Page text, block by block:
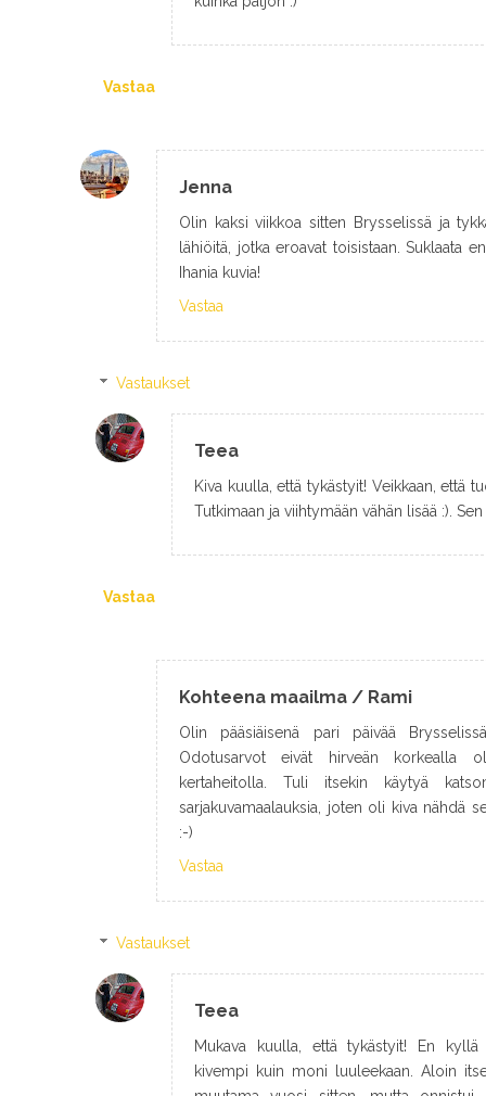
Vastaa
Jenna
Olin kaksi viikkoa sitten Brysselissä ja
lähiöitä, jotka eroavat toisistaan. Suklaata
Ihania kuvia!
Vastaa
Vastaukset
Teea
Kiva kuulla, että tykästyit! Veikkaan, että
Tutkimaan ja viihtymään vähän lisää :).
Vastaa
Kohteena maailma / Rami
Olin pääsiäisenä pari päivää
Odotusarvot eivät hirveän korkealla
kertaheitolla. Tuli itsekin käytyä
sarjakuvamaalauksia, joten oli kiva nähdä
:-)
Vastaa
Vastaukset
Teea
Mukava kuulla, että tykästyit! En
kivempi kuin moni luuleekaan. Aloin